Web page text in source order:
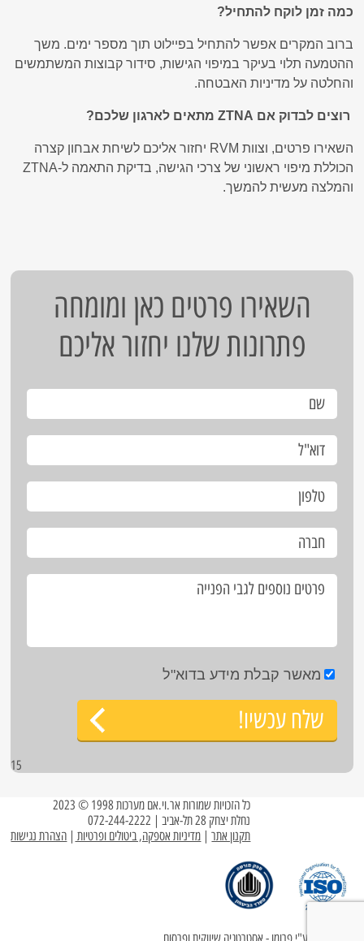
כמה זמן לוקח להתחיל?
ברוב המקרים אפשר להתחיל בפיילוט תוך מספר ימים. משך
ההטמעה תלוי בעיקר במיפוי הגישות, סידור קבוצות המשתמשים
והחלטה על מדיניות האבטחה.
רוצים לבדוק אם ZTNA מתאים לארגון שלכם?
השאירו פרטים, וצוות RVM יחזור אליכם לשיחת אבחון קצרה
הכוללת מיפוי ראשוני של צרכי הגישה, בדיקת התאמה ל-ZTNA
והמלצה מעשית להמשך.
השאירו פרטים כאן ומומחה
פתרונות שלנו יחזור אליכם
מאשר קבלת מידע בדוא"ל
שלח עכשיו!
15
כל הזכויות שמורות אר.וי.אם מערכות 1998 © 2023
נחלת יצחק 28 תל-אביב | 072-244-2222
תקנון אתר| מדיניות אספקה, ביטולים ופרטיות | הצהרת נגישות
עוצב ופותח ע"יפרומו - אסטרטגיה שיווקית ופרסום